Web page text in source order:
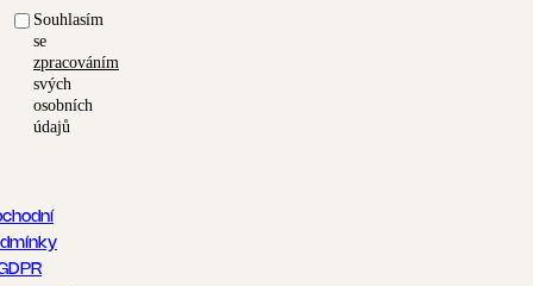
Souhlasím
se
zpracováním
svých
osobních
údajů